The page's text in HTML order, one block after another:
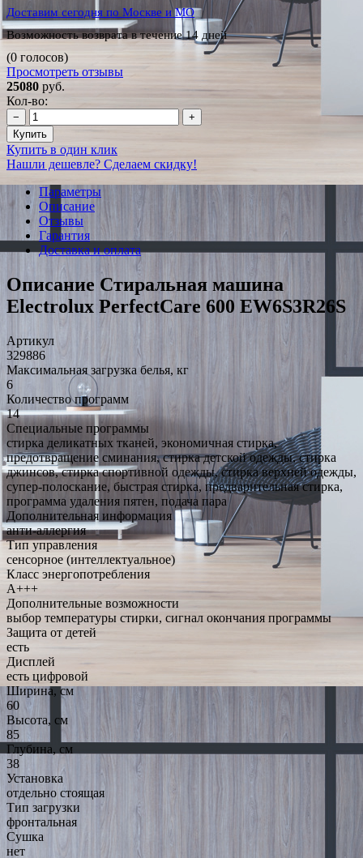
Доставим сегодня по Москве и МО
Возможность возврата в течение 14 дней
(0 голосов)
Просмотреть отзывы
25080 руб.
Кол-во:
−
+
Купить
Купить в один клик
Нашли дешевле? Сделаем скидку!
Параметры
Описание
Отзывы
Гарантия
Доставка и оплата
Описание Стиральная машина
Electrolux PerfectCare 600 EW6S3R26S
Артикул
329886
Максимальная загрузка белья, кг
6
Количество программ
14
Специальные программы
стирка деликатных тканей, экономичная стирка,
предотвращение сминания, стирка детской одежды, стирка
джинсов, стирка спортивной одежды, стирка верхней одежды,
супер-полоскание, быстрая стирка, предварительная стирка,
программа удаления пятен, подача пара
Дополнительная информация
анти-аллергия
Тип управления
сенсорное (интеллектуальное)
Класс энергопотребления
A+++
Дополнительные возможности
выбор температуры стирки, сигнал окончания программы
Защита от детей
есть
Дисплей
есть цифровой
Ширина, см
60
Высота, см
85
Глубина, см
38
Установка
отдельно стоящая
Тип загрузки
фронтальная
Сушка
нет